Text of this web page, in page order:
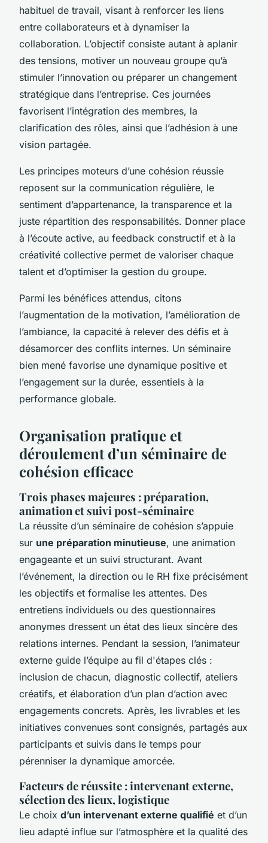
habituel de travail, visant à renforcer les liens
entre collaborateurs et à dynamiser la
collaboration. L’objectif consiste autant à aplanir
des tensions, motiver un nouveau groupe qu’à
stimuler l’innovation ou préparer un changement
stratégique dans l’entreprise. Ces journées
favorisent l’intégration des membres, la
clarification des rôles, ainsi que l’adhésion à une
vision partagée.
Les principes moteurs d’une cohésion réussie
reposent sur la communication régulière, le
sentiment d’appartenance, la transparence et la
juste répartition des responsabilités. Donner place
à l’écoute active, au feedback constructif et à la
créativité collective permet de valoriser chaque
talent et d’optimiser la gestion du groupe.
Parmi les bénéfices attendus, citons
l’augmentation de la motivation, l’amélioration de
l’ambiance, la capacité à relever des défis et à
désamorcer des conflits internes. Un séminaire
bien mené favorise une dynamique positive et
l’engagement sur la durée, essentiels à la
performance globale.
Organisation pratique et
déroulement d’un séminaire de
cohésion efficace
Trois phases majeures : préparation,
animation et suivi post-séminaire
La réussite d’un séminaire de cohésion s’appuie
sur une préparation minutieuse, une animation
engageante et un suivi structurant. Avant
l’événement, la direction ou le RH fixe précisément
les objectifs et formalise les attentes. Des
entretiens individuels ou des questionnaires
anonymes dressent un état des lieux sincère des
relations internes. Pendant la session, l’animateur
externe guide l’équipe au fil d'étapes clés :
inclusion de chacun, diagnostic collectif, ateliers
créatifs, et élaboration d’un plan d’action avec
engagements concrets. Après, les livrables et les
initiatives convenues sont consignés, partagés aux
participants et suivis dans le temps pour
pérenniser la dynamique amorcée.
Facteurs de réussite : intervenant externe,
sélection des lieux, logistique
Le choix d’un intervenant externe qualifié et d’un
lieu adapté influe sur l’atmosphère et la qualité des